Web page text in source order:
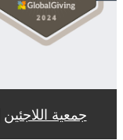
جمعية اللاجئين